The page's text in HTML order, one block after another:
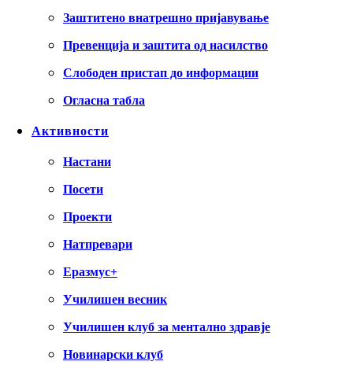
Заштитено внатрешно пријавување
Превенција и заштита од насилство
Слободен пристап до информации
Огласна табла
Активности
Настани
Посети
Проекти
Натпревари
Еразмус+
Училишен весник
Училишен клуб за ментално здравје
Новинарски клуб